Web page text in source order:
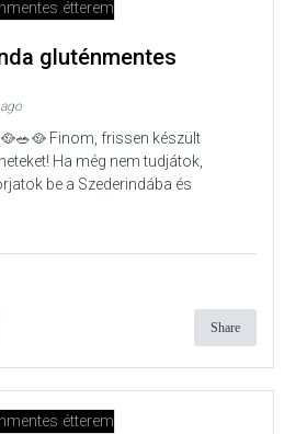
gluténmentes
Finom, frissen készült
Ha még nem tudjátok,
be a Szederindába és
Share